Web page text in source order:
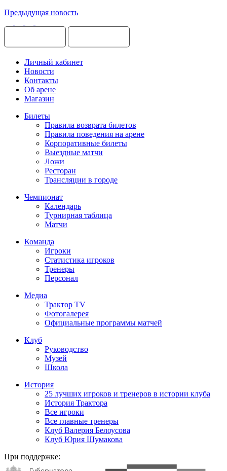
Предыдущая новость
Личный кабинет
Новости
Контакты
Об арене
Магазин
Билеты
Правила возврата билетов
Правила поведения на арене
Корпоративные билеты
Выездные матчи
Ложи
Ресторан
Трансляции в городе
Чемпионат
Календарь
Турнирная таблица
Матчи
Команда
Игроки
Статистика игроков
Тренеры
Персонал
Медиа
Трактор TV
Фотогалерея
Официальные программы матчей
Клуб
Руководство
Музей
Школа
История
25 лучших игроков и тренеров в истории клуба
История Трактора
Все игроки
Все главные тренеры
Клуб Валерия Белоусова
Клуб Юрия Шумакова
При поддержке: